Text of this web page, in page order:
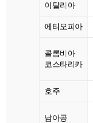
이탈리아
에티오피아
콜롬비아
코스타리카
호주
남아공